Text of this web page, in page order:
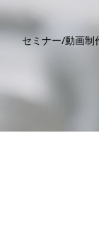
セミナー/動画制